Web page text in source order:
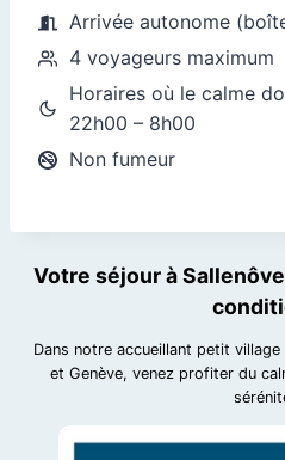
Arrivée autonome
4 voyageurs maximum
Horaires où le calme
22h00 – 8h00
Non fumeur
Votre séjour à
Dans notre accueillant petit
et Genève, venez profiter du